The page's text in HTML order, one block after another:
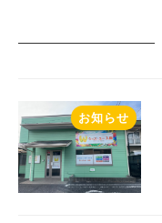
お知らせ